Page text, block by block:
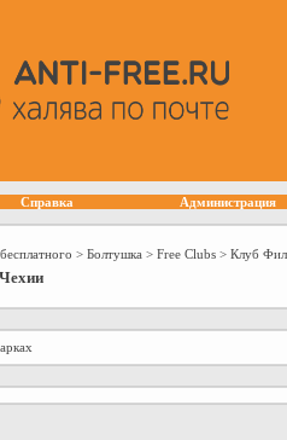
Справка Администрация
> Болтушка > Free Сlubs > Клуб